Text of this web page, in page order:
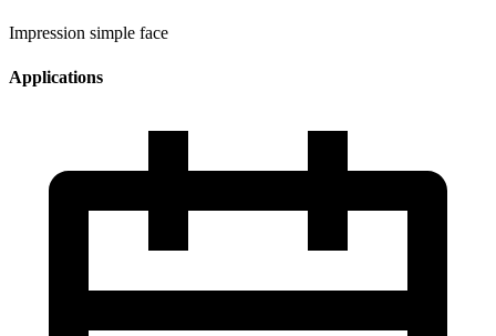
Impression simple face
Applications